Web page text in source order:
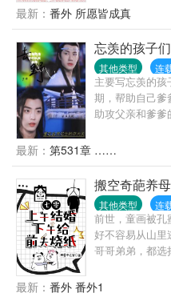
剧情，疯狂扭转
等她缓过神，她
强，从废物冒牌
师，神格近在咫
环绕在她的身边
节了，谁知她的
正主们听的一清
时，忍无可忍的
新一任光明圣女
权柄再现，人
都配得上主神王
为她低下高贵的
最新： 番外 所愿皆成真
忘羡的孩子
其他类型 连
主要写忘羡的
期，帮助自己爹
助攻父亲和爹爹
爹一个美好的未
最新： 第531章 ……
搬空奇葩养
其他类型 连
前世，童画被
好不容易从山里
哥哥弟弟，都
有人断绝关系，
最新： 番外 番外1